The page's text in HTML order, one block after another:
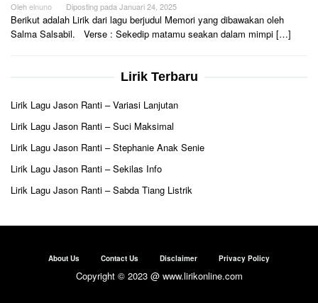
Olehelnuno Diposting pada Januari 24, 2025
Berikut adalah Lirik dari lagu berjudul Memori yang dibawakan oleh
Salma Salsabil. Verse : Sekedip matamu seakan dalam mimpi […]
Lirik Terbaru
Lirik Lagu Jason Ranti – Variasi Lanjutan
Lirik Lagu Jason Ranti – Suci Maksimal
Lirik Lagu Jason Ranti – Stephanie Anak Senie
Lirik Lagu Jason Ranti – Sekilas Info
Lirik Lagu Jason Ranti – Sabda Tiang Listrik
About Us Contact Us Disclaimer Privacy Policy
Copyright © 2023 @ www.lirikonline.com